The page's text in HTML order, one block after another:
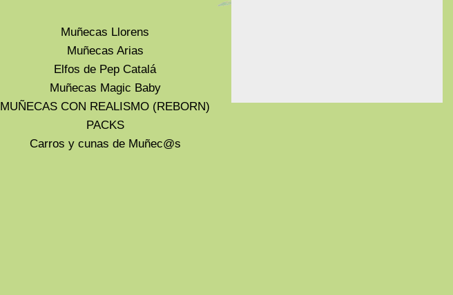
Muñecas Llorens
Muñecas Arias
Elfos de Pep Catalá
Muñecas Magic Baby
MUÑECAS CON REALISMO (REBORN)
PACKS
Carros y cunas de Muñec@s